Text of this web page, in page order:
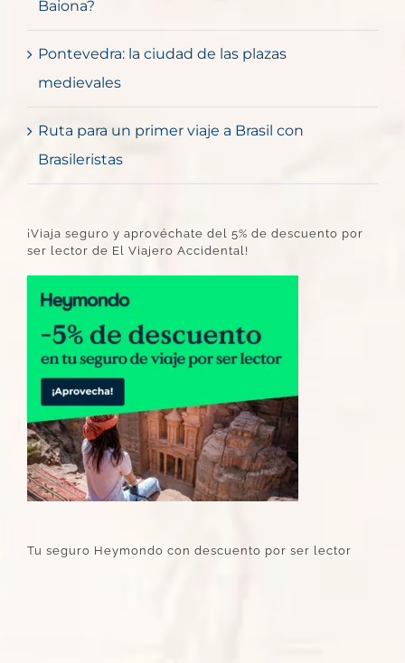
Baiona?
Pontevedra: la ciudad de las plazas
medievales
Ruta para un primer viaje a Brasil con
Brasileristas
¡Viaja seguro y aprovéchate del 5% de descuento por
ser lector de El Viajero Accidental!
Tu seguro Heymondo con descuento por ser lector